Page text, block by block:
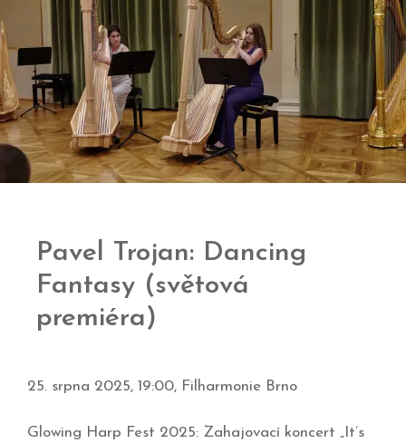
Pavel Trojan: Dancing
Fantasy (světová
premiéra)
25. srpna 2025, 19:00, Filharmonie Brno
Glowing Harp Fest 2025: Zahajovací koncert „It’s